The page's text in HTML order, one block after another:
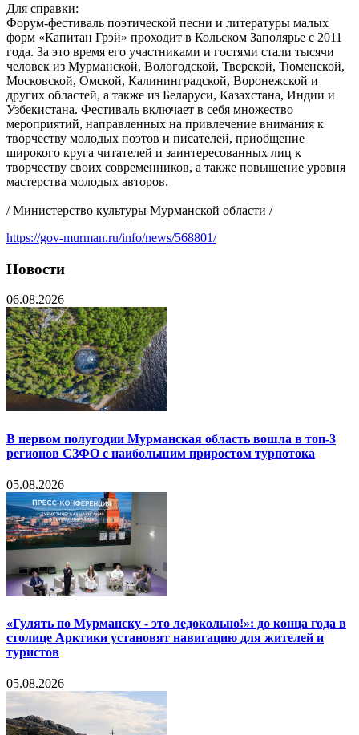
Для справки:
Форум-фестиваль поэтической песни и литературы малых
форм «Капитан Грэй» проходит в Кольском Заполярье с 2011
года. За это время его участниками и гостями стали тысячи
человек из Мурманской, Вологодской, Тверской, Тюменской,
Московской, Омской, Калининградской, Воронежской и
других областей, а также из Беларуси, Казахстана, Индии и
Узбекистана. Фестиваль включает в себя множество
мероприятий, направленных на привлечение внимания к
творчеству молодых поэтов и писателей, приобщение
широкого круга читателей и заинтересованных лиц к
творчеству своих современников, а также повышение уровня
мастерства молодых авторов.
/ Министерство культуры Мурманской области /
https://gov-murman.ru/info/news/568801/
Новости
06.08.2026
В первом полугодии Мурманская область вошла в топ-3
регионов СЗФО с наибольшим приростом турпотока
05.08.2026
«Гулять по Мурманску - это ледокольно!»: до конца года в
столице Арктики установят навигацию для жителей и
туристов
05.08.2026